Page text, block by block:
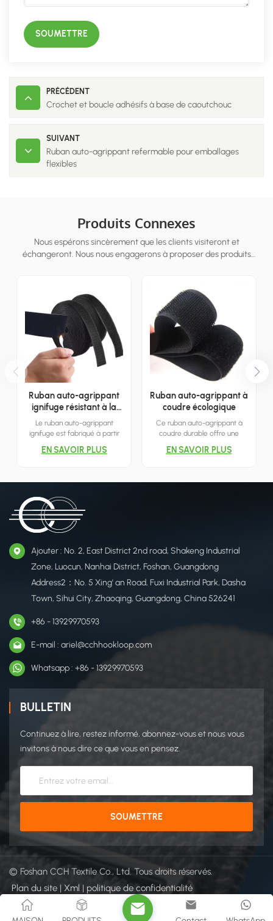
SOUMETTRE
PRÉCÉDENT
Crochet et boucle adhésifs à base de caoutchouc
SUIVANT
Ruban auto-agrippant refermable pour emballages
flexibles
Produits Connexes
Nous espérons sincèrement que les clients visiteront et
échangeront. Nous nous engagerons à proposer des produits
Ruban auto-agrippant
ignifuge résistant à la
chaleur
Le ruban auto-agrippant
ignifuge est fabriqué à partir
spécialement traité pour
EN SAVOIR PLUS
Ruban auto-agrippant à
coudre écologique
Ce ruban auto-agrippant à
coudre durable offre une
réutilisable, offrant une
boutons pour diverses
EN SAVOIR PLUS
Ajouter : No. 2, East District 2nd road, Shakeng Industrial
Zone, Luocun, Nanhai District, Foshan, Guangdong
Address2：No. 5 Xing' an Road, Fuxi Industrial Park, Dasha
Town, Sihui City, Zhaoqing, Guangdong, China 526241
+86 - 13929970593
E-mail : ariel@cchhookloop.com
Whatsapp : +86 - 13929970593
BULLETIN
Continuez à lire, restez informé, abonnez-vous et nous vous
invitons à nous dire ce que vous en pensez.
© Foshan CCH Textile Co., Ltd. Tous droits réservés.
Plan du site | Xml | politique de confidentialité
Réseau IPv6 pris en charge